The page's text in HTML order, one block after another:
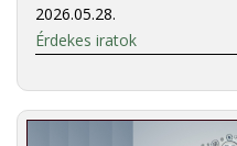
2026.05.28.
Érdekes iratok